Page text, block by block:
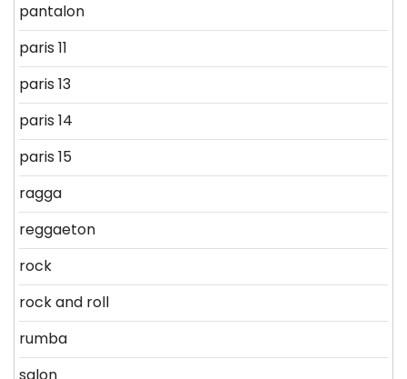
pantalon
paris 11
paris 13
paris 14
paris 15
ragga
reggaeton
rock
rock and roll
rumba